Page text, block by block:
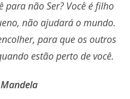
para não Ser? Você é filho
não ajudará o mundo.
para que os outros
estão perto de você.